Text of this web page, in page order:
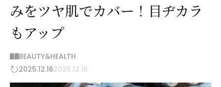
みをツヤ肌でカバー！目ヂカラ
もアップ
BEAUTY&HEALTH
2025.12.162025.12.16